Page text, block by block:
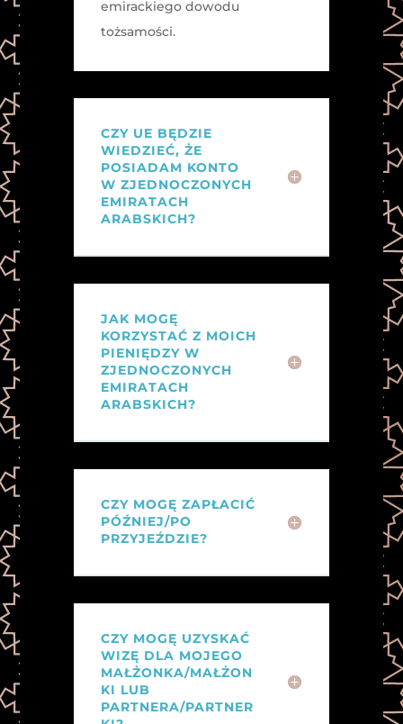
emirackiego dowodu
tożsamości.
CZY UE BĘDZIE
WIEDZIEĆ, ŻE
POSIADAM KONTO
W ZJEDNOCZONYCH
EMIRATACH
ARABSKICH?
JAK MOGĘ
KORZYSTAĆ Z MOICH
PIENIĘDZY W
ZJEDNOCZONYCH
EMIRATACH
ARABSKICH?
CZY MOGĘ ZAPŁACIĆ
PÓŹNIEJ/PO
PRZYJEŹDZIE?
CZY MOGĘ UZYSKAĆ
WIZĘ DLA MOJEGO
MAŁŻONKA/MAŁŻON
KI LUB
PARTNERA/PARTNER